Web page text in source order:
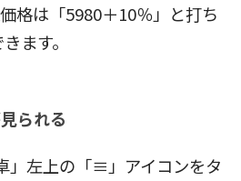
格は「5980＋10％」と打ち
ます。
られる
」左上の「≡」アイコンをタ